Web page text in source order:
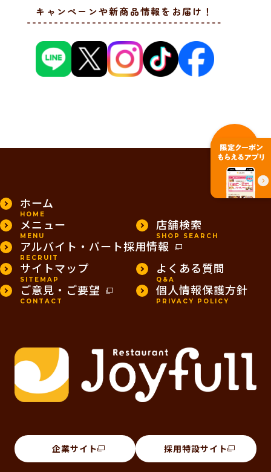
キャンペーンや新商品情報をお届け！
PAGE TOP
ホーム
HOME
メニュー
MENU
店舗検索
SHOP SEARCH
アルバイト・パート採用情報
RECRUIT
サイトマップ
SITEMAP
よくある質問
Q&A
ご意見・ご要望
CONTACT
個人情報保護方針
PRIVACY POLICY
企業サイト 採用特設サイト